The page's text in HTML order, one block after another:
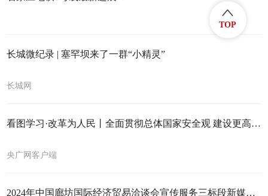
长城微纪录 | 塞罕坝来了一群“小精灵”
长城网
看图学习·改革为人民丨全面贯彻总体国家安全观 建设更高水平平安中国
央广网客户端
2024年中国廊坊国际经济贸易洽谈会宣传服务三标段新媒体宣传项目成交结果公告
TOP